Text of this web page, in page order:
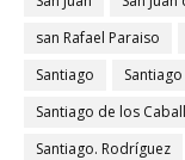
san Rafael Paraiso
Santiago
Santiago de los
Santiago. Rodríguez